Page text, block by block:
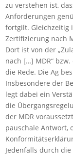
zu verstehen ist,
Anforderungen
fortgilt. Gleichzeitig
Zertifizierung nach
Dort ist von der
nach […] MDR“
die Rede. Die Ag
Insbesondere der
legt dabei ein
die
der MDR
pauschale Antwort,
Jedenfalls durch